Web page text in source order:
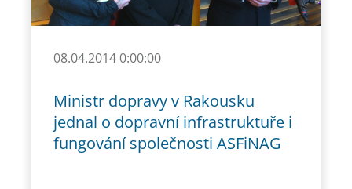
08.04.2014 0:00:00
Ministr dopravy v Rakousku
jednal o dopravní infrastruktuře i
fungování společnosti ASFiNAG